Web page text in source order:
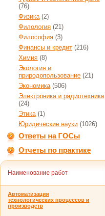
(76)
Физика(2)
Филология (21)
Философия (3)
Финансы и кредит (216)
Химия (8)
Экология и
природопользование (21)
Экономика(506)
Электроника и радиотехника
(24)
Этика(1)
Юридические науки (1026)
Ответы на ГОСы
Отчеты по практике
Наименование работ
Автоматизация
технологических процессов и
производств